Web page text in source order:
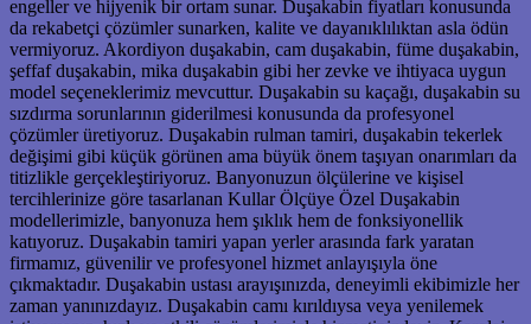
engeller ve hijyenik bir ortam sunar. Duşakabin fiyatları konusunda
da rekabetçi çözümler sunarken, kalite ve dayanıklılıktan asla ödün
vermiyoruz. Akordiyon duşakabin, cam duşakabin, füme duşakabin,
şeffaf duşakabin, mika duşakabin gibi her zevke ve ihtiyaca uygun
model seçeneklerimiz mevcuttur. Duşakabin su kaçağı, duşakabin su
sızdırma sorunlarının giderilmesi konusunda da profesyonel
çözümler üretiyoruz. Duşakabin rulman tamiri, duşakabin tekerlek
değişimi gibi küçük görünen ama büyük önem taşıyan onarımları da
titizlikle gerçekleştiriyoruz. Banyonuzun ölçülerine ve kişisel
tercihlerinize göre tasarlanan Kullar Ölçüye Özel Duşakabin
modellerimizle, banyonuza hem şıklık hem de fonksiyonellik
katıyoruz. Duşakabin tamiri yapan yerler arasında fark yaratan
firmamız, güvenilir ve profesyonel hizmet anlayışıyla öne
çıkmaktadır. Duşakabin ustası arayışınızda, deneyimli ekibimizle her
zaman yanınızdayız. Duşakabin camı kırıldıysa veya yenilemek